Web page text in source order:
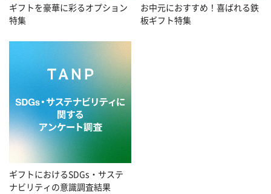
ギフトを豪華に彩るオプション
特集
お中元におすすめ！喜ばれる鉄
板ギフト特集
ギフトにおけるSDGs・サステ
ナビリティの意識調査結果